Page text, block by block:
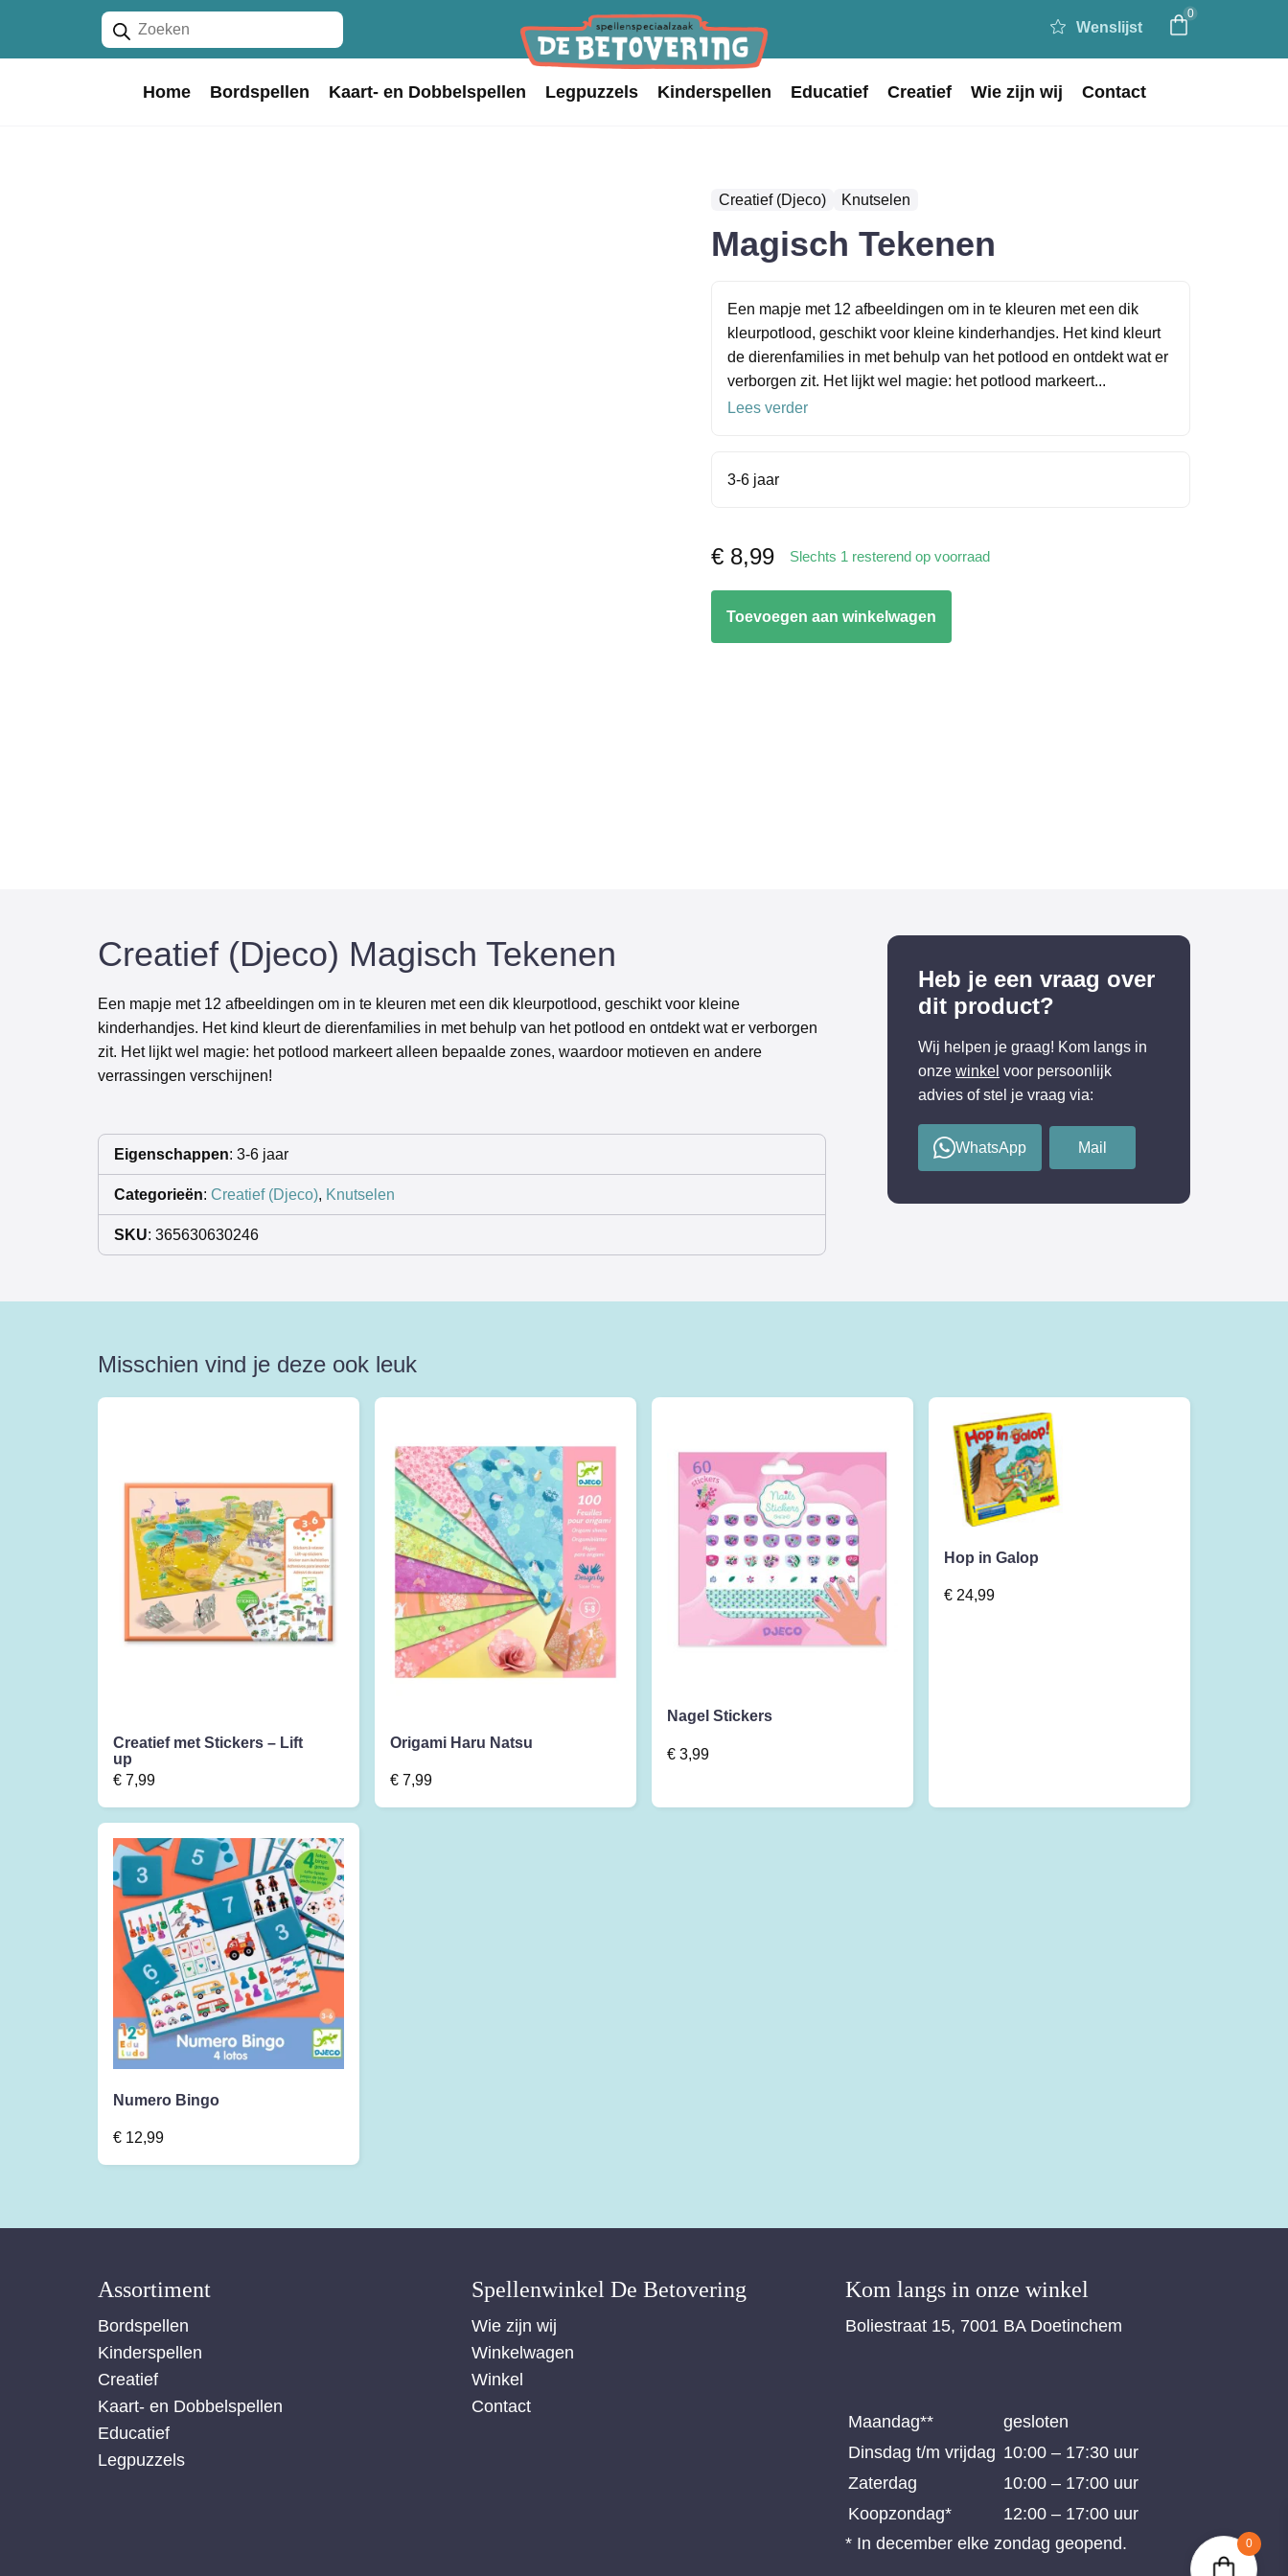
0
Producten
zoeken
Wenslijst
0
Home Bordspellen Kaart- en Dobbelspellen Legpuzzels Kinderspellen Educatief Creatief Wie zijn wij Contact
Creatief (Djeco) Knutselen
Magisch Tekenen
Een mapje met 12 afbeeldingen om in te kleuren met een dik
kleurpotlood, geschikt voor kleine kinderhandjes. Het kind kleurt
de dierenfamilies in met behulp van het potlood en ontdekt wat er
verborgen zit. Het lijkt wel magie: het potlood markeert...
Lees verder
3-6 jaar
€ 8,99 Slechts 1 resterend op voorraad
Tekenen
Toevoegen aan winkelwagen
Creatief (Djeco) Magisch Tekenen
Een mapje met 12 afbeeldingen om in te kleuren met een dik kleurpotlood, geschikt voor kleine
kinderhandjes. Het kind kleurt de dierenfamilies in met behulp van het potlood en ontdekt wat er verborgen
zit. Het lijkt wel magie: het potlood markeert alleen bepaalde zones, waardoor motieven en andere
verrassingen verschijnen!
Eigenschappen: 3-6 jaar
Categorieën: Creatief (Djeco), Knutselen
SKU: 365630630246
Heb je een vraag over
dit product?
Wij helpen je graag! Kom langs in
onze winkel voor persoonlijk
advies of stel je vraag via:
WhatsApp Mail
Misschien vind je deze ook leuk
Creatief met Stickers – Lift
up
€ 7,99
Origami Haru Natsu
€ 7,99
Nagel Stickers
€ 3,99
Hop in Galop
€ 24,99
Numero Bingo
€ 12,99
Assortiment
Bordspellen
Kinderspellen
Creatief
Kaart- en Dobbelspellen
Educatief
Legpuzzels
Spellenwinkel De Betover​ing
Wie zijn wij
Winkelwagen
Winkel
Contact
Kom langs in onze winkel
Boliestraat 15, 7001 BA Doetinchem
Maandag**
gesloten
Dinsdag t/m vrijdag 10:00 – 17:30 uur
Zaterdag
10:00 – 17:00 uur
Koopzondag*
12:00 – 17:00 uur
* In december elke zondag geopend.